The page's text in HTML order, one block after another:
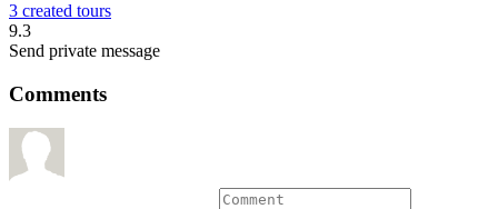
3 created tours
9.3
Send private message
Comments